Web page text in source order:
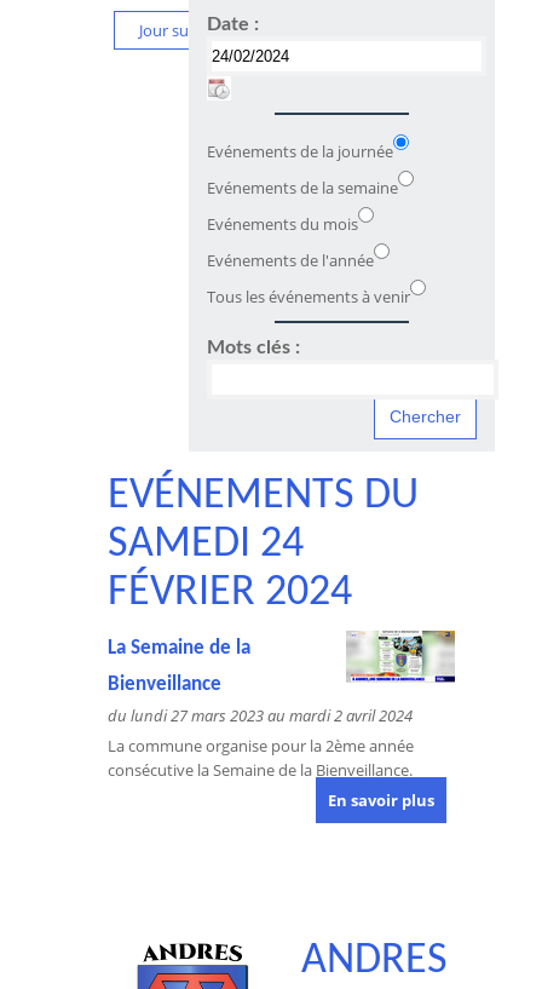
Jour suivantDate :
Evénements de la journée
Evénements de la semaine
Evénements du mois
Evénements de l'année
Tous les événements à venir
Mots clés :
EVÉNEMENTS DU
SAMEDI 24
FÉVRIER 2024
La Semaine de la
Bienveillance
du lundi 27 mars 2023 au mardi 2 avril 2024
La commune organise pour la 2ème année
consécutive la Semaine de la Bienveillance.
En savoir plus
ANDRES